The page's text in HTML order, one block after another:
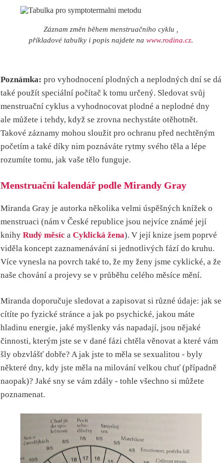
Záznam změn během menstruačního cyklu ,
příkladové tabulky i popis najdete na www.rodina.cz.
Poznámka: pro vyhodnocení plodných a neplodných dní se dá
také použít speciální počítač k tomu určený. Sledovat svůj
menstruační cyklus a vyhodnocovat plodné a neplodné dny
ale můžete i tehdy, když se zrovna nechystáte otěhotnět.
Takové záznamy mohou sloužit pro ochranu před nechtěným
početím a také díky nim poznáváte rytmy svého těla a lépe
rozumíte tomu, jak vaše tělo funguje.
Menstruační kalendář podle Mirandy Gray
Miranda Gray je autorka několika velmi úspěšných knížek o
menstruaci (nám v České republice jsou nejvíce známé její
knihy Rudý měsíc a Cyklická žena). V její knize jsem poprvé
viděla koncept zaznamenávání si jednotlivých fází do kruhu.
Více vynesla na povrch také to, že my ženy jsme cyklické, a že
naše chování a projevy se v průběhu celého měsíce mění.
Miranda doporučuje sledovat a zapisovat si různé údaje: jak se
cítíte po fyzické stránce a jak po psychické, jakou máte
hladinu energie, jaké myšlenky vás napadají, jsou nějaké
činnosti, kterým jste se v dané fázi chtěla věnovat a které vám
šly obzvlášť dobře? A jak jste to měla se sexualitou - byly
některé dny, kdy jste měla na milování velkou chuť (případně
naopak)? Jaké sny se vám zdály - tohle všechno si můžete
poznamenat.